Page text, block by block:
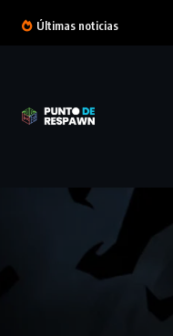
Últimas noticias